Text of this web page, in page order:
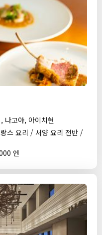
나고야, 아이치현
스 요리 / 서양 요리 전반 /
엔